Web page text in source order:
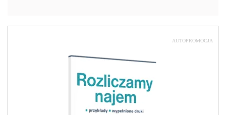
AUTOPROMOCJA